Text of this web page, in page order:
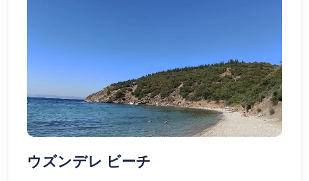
ウズンデレ ビーチ